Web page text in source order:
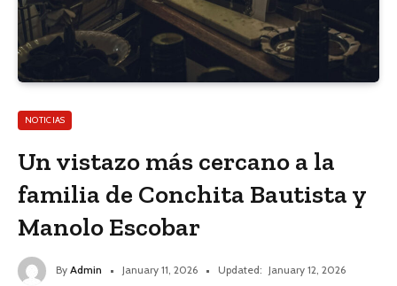
NOTICIAS
Un vistazo más cercano a la
familia de Conchita Bautista y
Manolo Escobar
By Admin January 11, 2026 Updated: January 12, 2026